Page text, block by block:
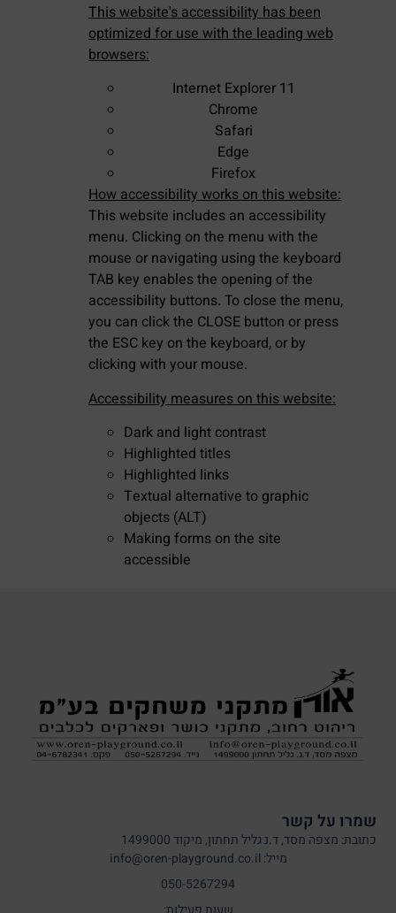
This website's accessibility has been
optimized for use with the leading web
browsers:
Internet Explorer 11
Chrome
Safari
Edge
Firefox
How accessibility works on this website:
This website includes an accessibility
menu. Clicking on the menu with the
mouse or navigating using the keyboard
TAB key enables the opening of the
accessibility buttons. To close the menu,
you can click the CLOSE button or press
the ESC key on the keyboard, or by
clicking with your mouse.
Accessibility measures on this website:
Dark and light contrast
Highlighted titles
Highlighted links
Textual alternative to graphic
objects (ALT)
Making forms on the site
accessible
שמרו על קשר
כתובת: מצפה מסד, ד.נ גליל תחתון, מיקוד 1499000
מייל: info@oren-playground.co.il
050-5267294